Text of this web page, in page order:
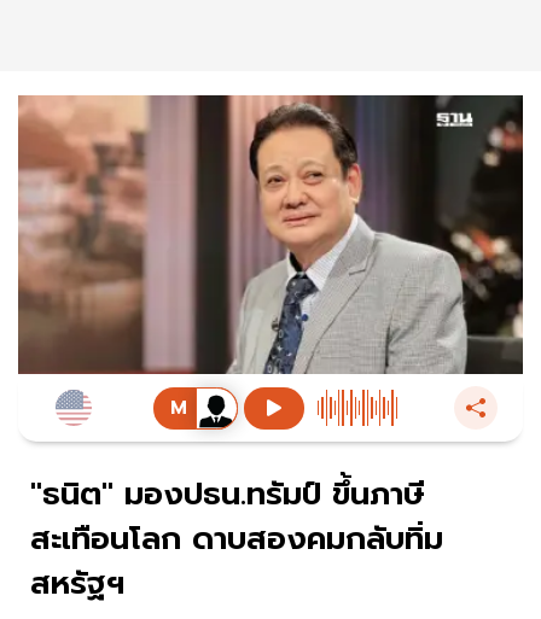
"ธนิต" มองปธน.ทรัมป์ ขึ้นภาษี
สะเทือนโลก ดาบสองคมกลับทิ่ม
สหรัฐฯ